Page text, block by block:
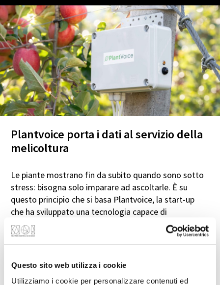
Questo sito web utilizza i cookie
Utilizziamo i cookie per personalizzare contenuti ed
Plantvoice porta i dati al servizio della
melicoltura
Le piante mostrano fin da subito quando sono sotto
stress: bisogna solo imparare ad ascoltarle. È su
questo principio che si basa Plantvoice, la start-up
che ha sviluppato una tecnologia capace di
monitorare in tempo reale lo stato dei meli.
Il cuore del sistema è una piccola sonda inserita nel
tronco, che rileva il flusso della linfa e i cambiamenti
fisiologici della pianta. I dati raccolti vengono
analizzati per identificare precocemente eventuali